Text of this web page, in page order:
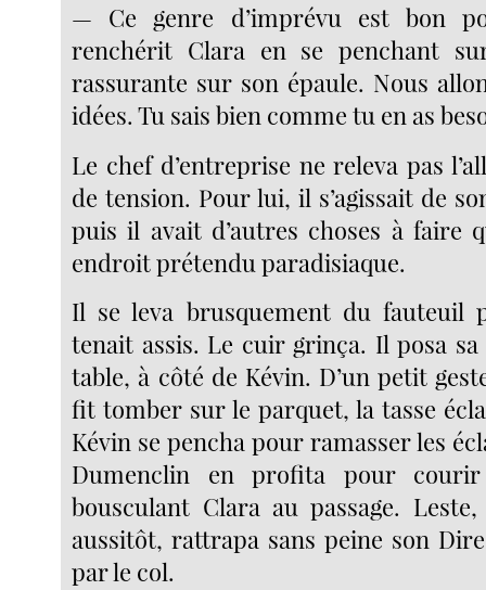
— Ce genre d’imprévu est bon
renchérit Clara en se penchant
rassurante sur son épaule. Nous
idées. Tu sais bien comme tu en as
Le chef d’entreprise ne releva pas
de tension. Pour lui, il s’agissait de
puis il avait d’autres choses à faire
endroit prétendu paradisiaque.
Il se leva brusquement du fauteuil
tenait assis. Le cuir grinça. Il posa
table, à côté de Kévin. D’un petit
fit tomber sur le parquet, la tasse
Kévin se pencha pour ramasser les
Dumenclin en profita pour
bousculant Clara au passage.
aussitôt, rattrapa sans peine son
par le col.